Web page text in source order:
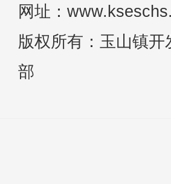
网址：
版权所有：玉山镇
部